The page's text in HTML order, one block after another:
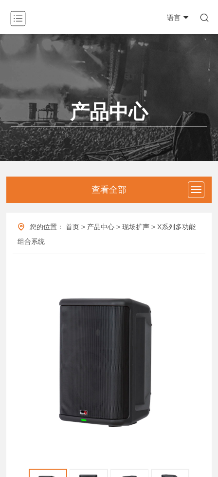
关于我们
新闻动态
工程案例 
资料下载
防伪查询
语言 
产品中心
查看全部
您的位置： 首页 > 产品中心 >现场扩声 > X系列多功能
组合系统